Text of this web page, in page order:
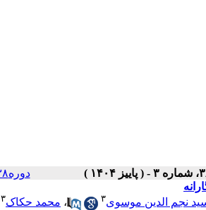
دوره۳۸ شماره ۳ صفحات ۳۶-۳
نجم الدین موسوی۳ ، محمد حکاک۳